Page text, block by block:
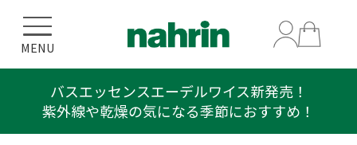
MENU
バスエッセンスエーデルワイス新発売！
紫外線や乾燥の気になる季節におすすめ！